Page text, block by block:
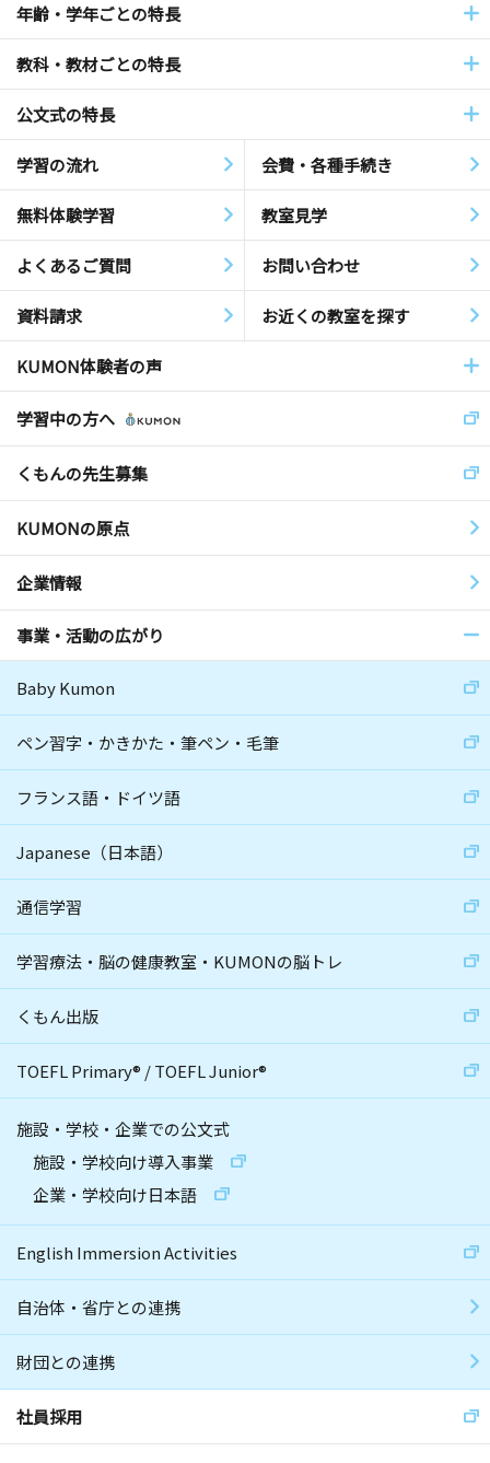
年齢・学年ごとの特長
教科・教材ごとの特長
公文式の特長
学習の流れ 会費・各種手続き
無料体験学習 教室見学
よくあるご質問 お問い合わせ
資料請求 お近くの教室を探す
KUMON体験者の声
学習中の方へ
くもんの先生募集
KUMONの原点
企業情報
事業・活動の広がり
Baby Kumon
ペン習字・かきかた・筆ペン・毛筆
フランス語・ドイツ語
Japanese（日本語）
通信学習
学習療法・脳の健康教室・KUMONの脳トレ
くもん出版
TOEFL Primary® /TOEFL Junior®
施設・学校・企業での公文式
施設・学校向け導入事業
企業・学校向け日本語
English Immersion Activities
自治体・省庁との連携
財団との連携
社員採用